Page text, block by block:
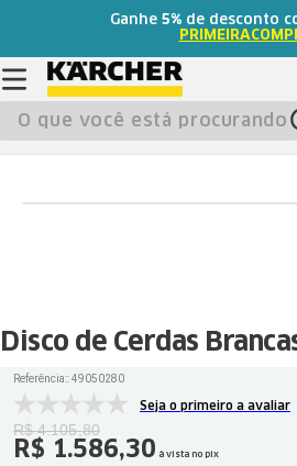
Ganhe 5% de desconto
O que você está procurando?
Disco de Cerdas
Referência::49050280
Seja o primeiro a avaliar
R$ 4.105,80
R$ 1.586,30 à vista no pix